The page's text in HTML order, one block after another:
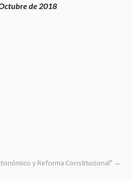
de 2018
y Reforma Constitucional" →